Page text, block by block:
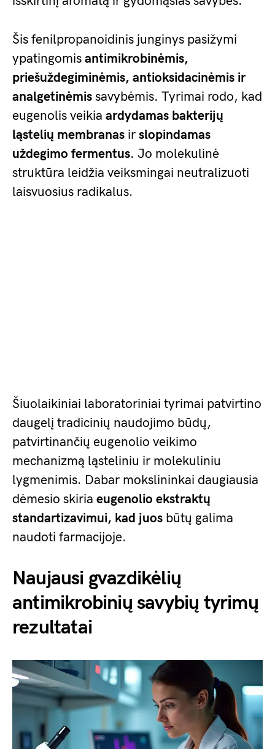
Šis fenilpropanoidinis junginys pasižymi
ypatingomis antimikrobinėmis,
priešuždegiminėmis, antioksidacinėmis ir
analgetinėmis savybėmis. Tyrimai rodo, kad
eugenolis veikia ardydamas bakterijų
ląstelių membranas ir slopindamas
uždegimo fermentus. Jo molekulinė
struktūra leidžia veiksmingai neutralizuoti
laisvuosius radikalus.
Šiuolaikiniai laboratoriniai tyrimai patvirtino
daugelį tradicinių naudojimo būdų,
patvirtinančių eugenolio veikimo
mechanizmą ląsteliniu ir molekuliniu
lygmenimis. Dabar mokslininkai daugiausia
dėmesio skiria eugenolio ekstraktų
standartizavimui, kad juos būtų galima
naudoti farmacijoje.
Naujausi gvazdikėlių
antimikrobinių savybių tyrimų
rezultatai